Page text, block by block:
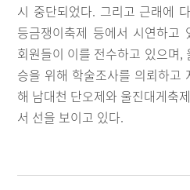
시 중단되었다. 그리고 근래에
등금쟁이축제 등에서 시연하고
회원들이 이를 전수하고 있으며,
승을 위해 학술조사를 의뢰하고
해 남대천 단오제와 울진대게축
서 선을 보이고 있다.